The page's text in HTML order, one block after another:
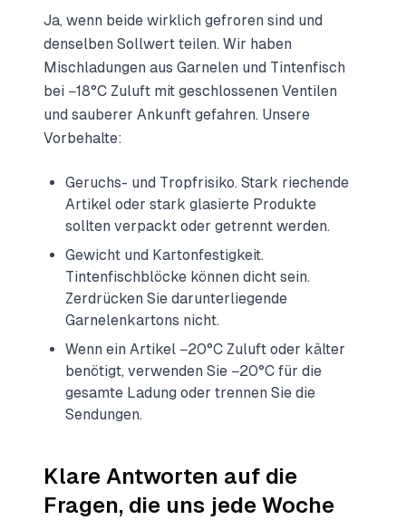
Ja, wenn beide wirklich gefroren sind und
denselben Sollwert teilen. Wir haben
Mischladungen aus Garnelen und Tintenfisch
bei −18°C Zuluft mit geschlossenen Ventilen
und sauberer Ankunft gefahren. Unsere
Vorbehalte:
Geruchs- und Tropfrisiko. Stark riechende
Artikel oder stark glasierte Produkte
sollten verpackt oder getrennt werden.
Gewicht und Kartonfestigkeit.
Tintenfischblöcke können dicht sein.
Zerdrücken Sie darunterliegende
Garnelenkartons nicht.
Wenn ein Artikel −20°C Zuluft oder kälter
benötigt, verwenden Sie −20°C für die
gesamte Ladung oder trennen Sie die
Sendungen.
Klare Antworten auf die
Fragen, die uns jede Woche